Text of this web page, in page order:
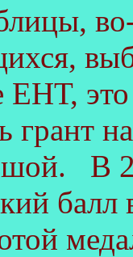
грант
В